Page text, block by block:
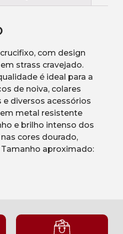
com design
strass cravejado.
é ideal para a
de noiva, colares
e diversos acessórios
metal resistente
e brilho intenso dos
cores dourado,
aproximado: